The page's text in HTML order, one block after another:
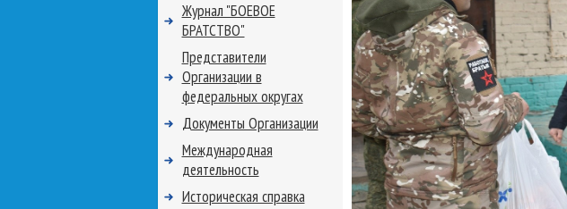
Журнал "БОЕВОЕ
БРАТСТВО"
Представители
Организации в
федеральных округах
Документы Организации
Международная
деятельность
Историческая справка